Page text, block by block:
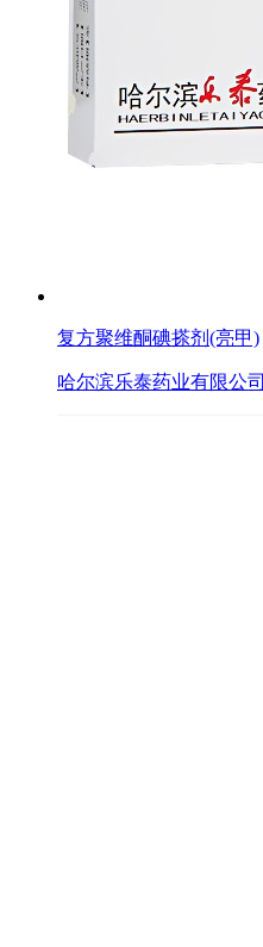
复方聚维酮碘搽剂(亮甲)
哈尔滨乐泰药业有限公司